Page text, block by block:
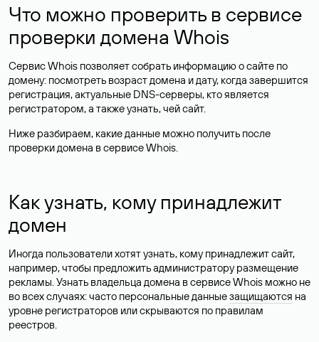
Что можно проверить в сервисе
проверки домена Whois
Сервис Whois позволяет собрать информацию о сайте по
домену: посмотреть возраст домена и дату, когда завершится
регистрация, актуальные DNS-серверы, кто является
регистратором, а также узнать, чей сайт.
Ниже разбираем, какие данные можно получить после
проверки домена в сервисе Whois.
Как узнать, кому принадлежит
домен
Иногда пользователи хотят узнать, кому принадлежит сайт,
например, чтобы предложить администратору размещение
рекламы. Узнать владельца домена в сервисе Whois можно не
во всех случаях: часто персональные данныезащищаются на
уровне регистраторов или скрываются по правилам
реестров.